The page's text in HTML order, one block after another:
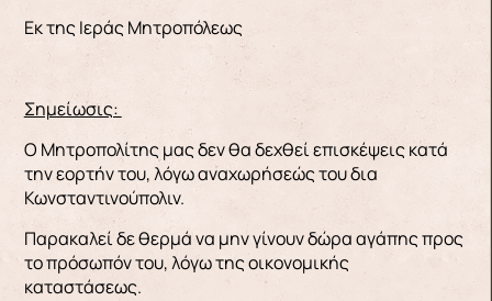
Εκ της Ιεράς Μητροπόλεως
Σημείωσις:
Ο Μητροπολίτης μας δεν θα δεχθεί επισκέψεις κατά
την εορτήν του, λόγω αναχωρήσεώς του δια
Κωνσταντινούπολιν.
Παρακαλεί δε θερμά να μην γίνουν δώρα αγάπης προς
το πρόσωπόν του, λόγω της οικονομικής
καταστάσεως.